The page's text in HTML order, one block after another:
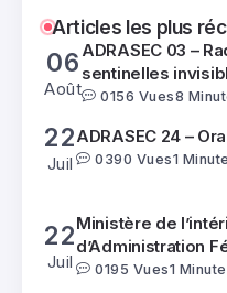
Articles les plus
06
Août
ADRASEC 03 –
sentinelles
0156 Vues8
22
Juil
ADRASEC 24 –
0 390 Vues1
22
Juil
Ministère de
d’Administration
0195 Vues1